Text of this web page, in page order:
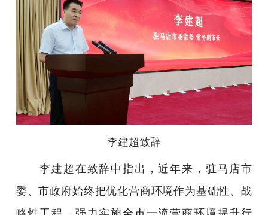
李建超致辞
李建超在致辞中指出，近年来，驻马店市
委、市政府始终把优化营商环境作为基础性、战